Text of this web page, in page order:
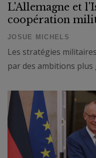
L'Allemagne et
coopération
JOSUE MICHELS
Les stratégies
par des ambitions plus